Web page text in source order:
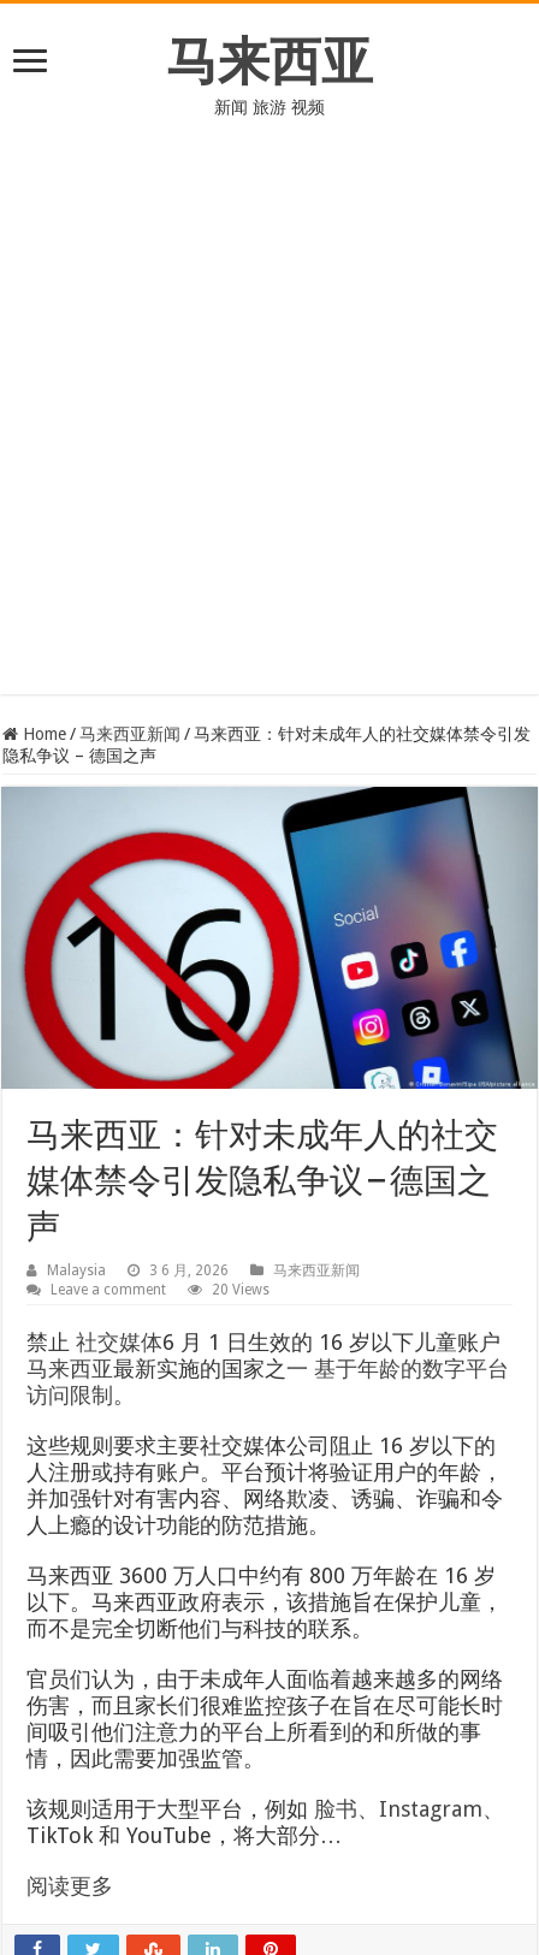
马来西亚
新闻 旅游 视频
Home / 马来西亚新闻 / 马来西亚：针对未成年人的社交媒体禁令引发
隐私争议 – 德国之声
马来西亚：针对未成年人的社交
媒体禁令引发隐私争议 – 德国之
声
Malaysia 3 6 月, 2026
马来西亚新闻
Leave a comment
20 Views
禁止社交媒体6 月 1 日生效的 16 岁以下儿童账户
马来西亚最新实施的国家之一基于年龄的数字平台
访问限制。
这些规则要求主要社交媒体公司阻止 16 岁以下的
人注册或持有账户。平台预计将验证用户的年龄，
并加强针对有害内容、网络欺凌、诱骗、诈骗和令
人上瘾的设计功能的防范措施。
马来西亚 3600 万人口中约有 800 万年龄在 16 岁
以下。马来西亚政府表示，该措施旨在保护儿童，
而不是完全切断他们与科技的联系。
官员们认为，由于未成年人面临着越来越多的网络
伤害，而且家长们很难监控孩子在旨在尽可能长时
间吸引他们注意力的平台上所看到的和所做的事
情，因此需要加强监管。
该规则适用于大型平台，例如 脸书、Instagram、
TikTok 和 YouTube，将大部分…
阅读更多